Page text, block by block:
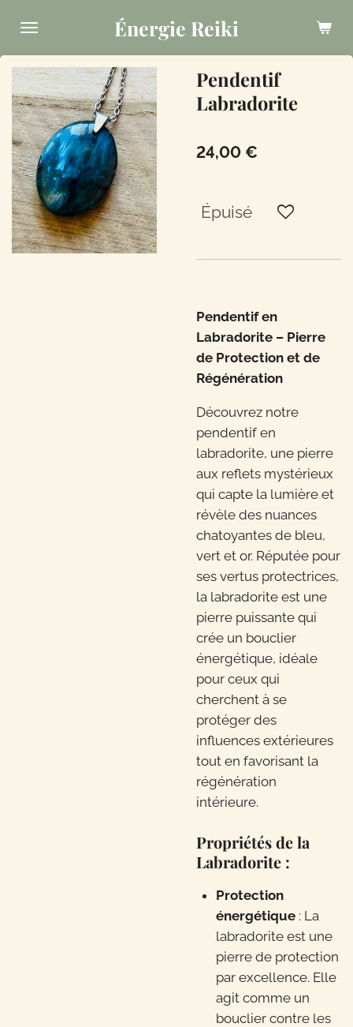
au
contenu
principal
Énergie Reiki
Pendentif
Labradorite
24,00 €
Épuisé
Pendentif en
Labradorite – Pierre
de Protection et de
Régénération
Découvrez notre
pendentif en
labradorite, une pierre
aux reflets mystérieux
qui capte la lumière et
révèle des nuances
chatoyantes de bleu,
vert et or. Réputée pour
ses vertus protectrices,
la labradorite est une
pierre puissante qui
crée un bouclier
énergétique, idéale
pour ceux qui
cherchent à se
protéger des
influences extérieures
tout en favorisant la
régénération
intérieure.
Propriétés de la
Labradorite :
Protection
énergétique : La
labradorite est une
pierre de protection
par excellence. Elle
agit comme un
bouclier contre les